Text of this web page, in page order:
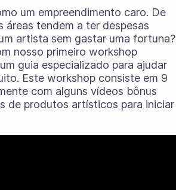
um empreendimento caro. De
tendem a ter despesas
artista sem gastar uma fortuna?
nosso primeiro workshop
guia especializado para ajudar
Este workshop consiste em 9
com alguns vídeos bônus
de produtos artísticos para iniciar